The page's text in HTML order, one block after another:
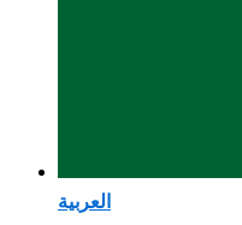
العربية